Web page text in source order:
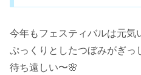
今年もフェスティバルは元気
ぷっくりとしたつぼみがぎっ
待ち遠しい〜🌸